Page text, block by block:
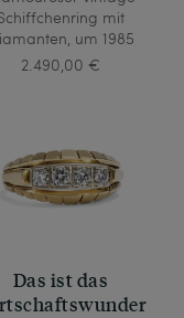
mit
um 1985
2.490,00 €
Das ist das